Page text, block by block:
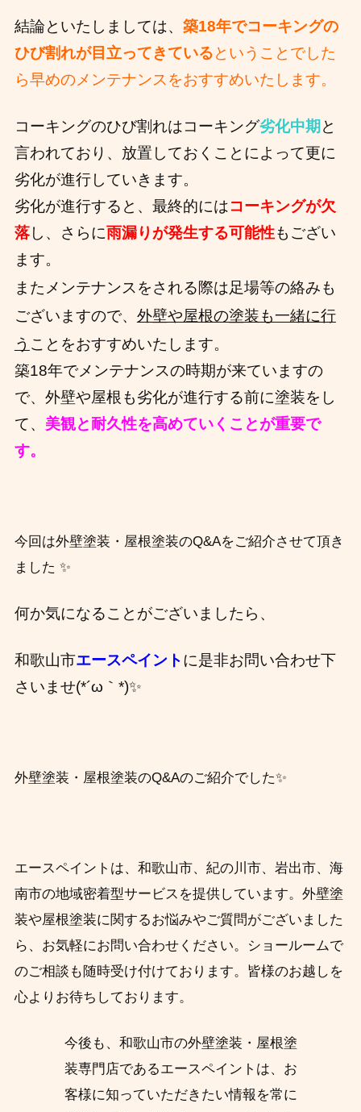
結論といたしましては、 築18年でコーキングの
ひび割れが目立ってきているということでした
ら早めのメンテナンスをおすすめいたします。
コーキングのひび割れはコーキング劣化中期 と
言われており、放置しておくことによって更に
劣化が進行していきます。
劣化が進行すると、最終的にはコーキングが欠
落し、さらに雨漏りが発生する可能性もござい
ます。
またメンテナンスをされる際は足場等の絡みも
ございますので、 外壁や屋根の塗装も一緒に行
う ことをおすすめいたします。
築18年でメンテナンスの時期が来ていますの
で、外壁や屋根も劣化が進行する前に塗装をし
て、 美観と耐久性を高めていくことが重要で
す。
今回は外壁塗装・屋根塗装のQ&Aをご紹介させて頂き
ました ✨
何か気になることがございましたら、
和歌山市エースペイントに是非お問い合わせ下
さいませ(*´ω｀*)✨
外壁塗装・屋根塗装のQ&Aのご紹介でした✨
エースペイントは、和歌山市、紀の川市、岩出市、海
南市の地域密着型サービスを提供しています。外壁塗
装や屋根塗装に関するお悩みやご質問がございました
ら、お気軽にお問い合わせください。ショールームで
のご相談も随時受け付けております。皆様のお越しを
心よりお待ちしております。
今後も、和歌山市の外壁塗装・屋根塗
装専門店であるエースペイントは、お
客様に知っていただきたい情報を常に